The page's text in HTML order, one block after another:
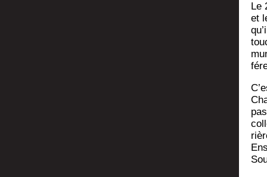
Le
et